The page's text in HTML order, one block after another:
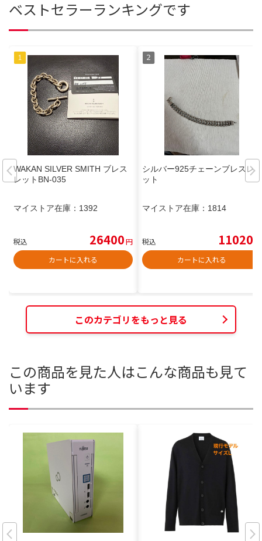
ベストセラーランキングです
WAKAN SILVER SMITH ブレス
レットBN-035
マイストア在庫： 1392
税込 26400円
カートに入れる
シルバー925チェーンブレスレ
ット
マイストア在庫： 1814
税込 11020
カートに入れる
このカテゴリをもっと見る
この商品を見た人はこんな商品も見て
います